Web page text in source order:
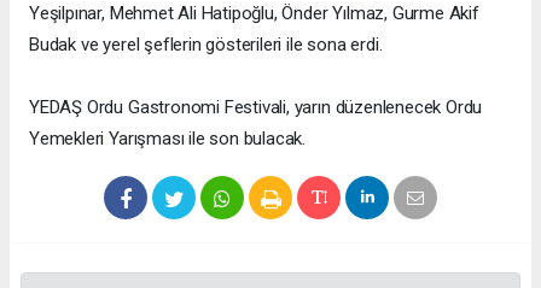
Yeşilpınar, Mehmet Ali Hatipoğlu, Önder Yılmaz, Gurme Akif
Budak ve yerel şeflerin gösterileri ile sona erdi.
YEDAŞ Ordu Gastronomi Festivali, yarın düzenlenecek Ordu
Yemekleri Yarışması ile son bulacak.